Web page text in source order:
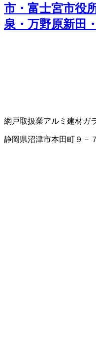
市・富士宮市役
泉・万野原新田
網戸取扱業アルミ建材ガ
静岡県沼津市本田町９－７